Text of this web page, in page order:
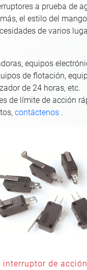
a prueba de
el estilo del
de varios
equipos
de flotación,
de 24 horas, etc.
de límite de acción
contáctenos .
interruptor de